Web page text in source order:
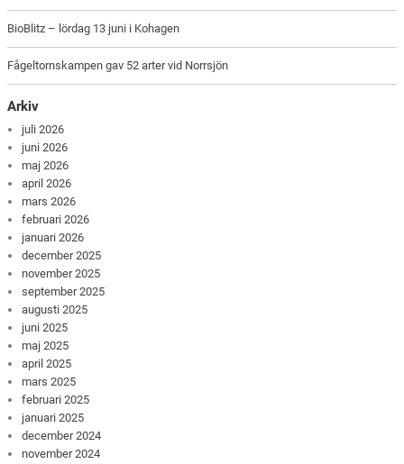
BioBlitz – lördag 13 juni i Kohagen
Fågeltornskampen gav 52 arter vid Norrsjön
Arkiv
juli 2026
juni 2026
maj 2026
april 2026
mars 2026
februari 2026
januari 2026
december 2025
november 2025
september 2025
augusti 2025
juni 2025
maj 2025
april 2025
mars 2025
februari 2025
januari 2025
december 2024
november 2024